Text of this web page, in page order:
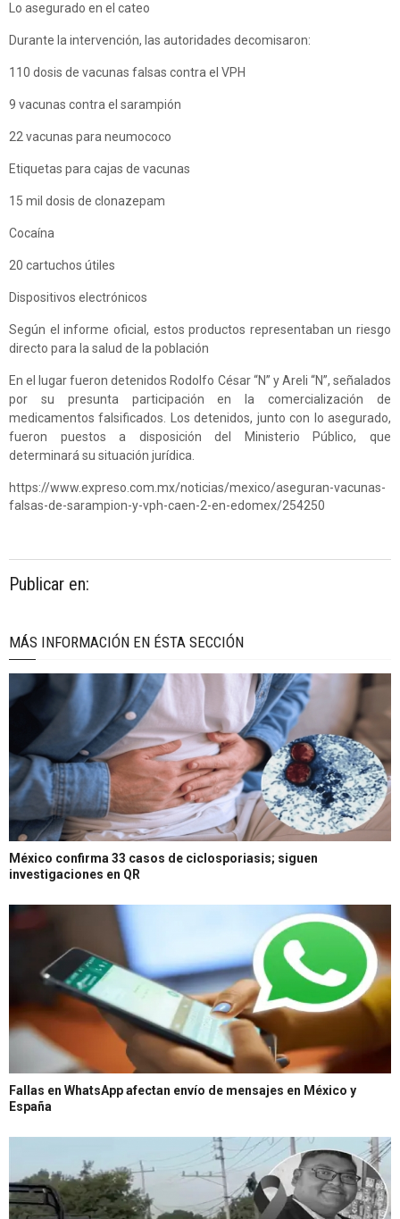
Lo asegurado en el cateo
Durante la intervención, las autoridades decomisaron:
110 dosis de vacunas falsas contra el VPH
9 vacunas contra el sarampión
22 vacunas para neumococo
Etiquetas para cajas de vacunas
15 mil dosis de clonazepam
Cocaína
20 cartuchos útiles
Dispositivos electrónicos
Según el informe oficial, estos productos representaban un riesgo
directo para la salud de la población
En el lugar fueron detenidos Rodolfo César “N” y Areli “N”, señalados
por su presunta participación en la comercialización de
medicamentos falsificados. Los detenidos, junto con lo asegurado,
fueron puestos a disposición del Ministerio Público, que
determinará su situación jurídica.
https://www.expreso.com.mx/noticias/mexico/aseguran-vacunas-
falsas-de-sarampion-y-vph-caen-2-en-edomex/254250
Publicar en:
MÁS INFORMACIÓN EN ÉSTA SECCIÓN
México confirma 33 casos de ciclosporiasis; siguen
investigaciones en QR
Fallas en WhatsApp afectan envío de mensajes en México y
España